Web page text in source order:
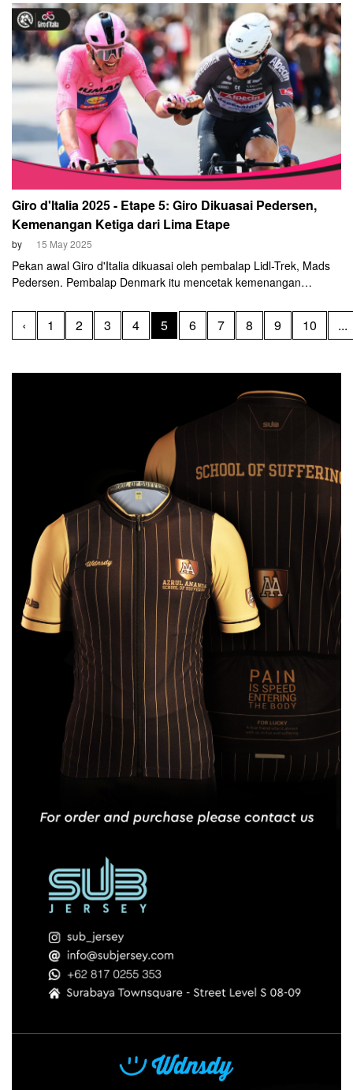
Alpecin-Deceuninck Kaden Groves seakan menafikan segala
kericuhan itu dengan kemenangan.
Giro d'Italia 2025 - Etape 5: Giro Dikuasai Pedersen,
Kemenangan Ketiga dari Lima Etape
by 15 May 2025
Pekan awal Giro d'Italia dikuasai oleh pembalap Lidl-Trek, Mads
Pedersen. Pembalap Denmark itu mencetak kemenangan
Mei 2025.
‹ 1 2 3 4 5 6 7 8 9 10 ...